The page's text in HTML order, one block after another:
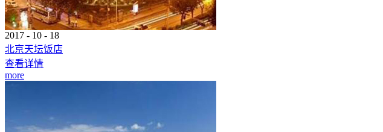
2017 - 10 - 18
北京天坛饭店
查看详情
more